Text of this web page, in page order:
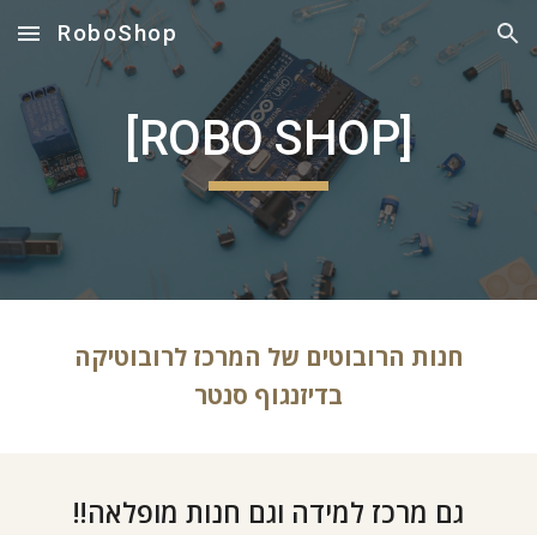
Skip to main content Skip to navigation
RoboShop
[ROBO SHOP]
חנות הרובוטים של המרכז לרובוטיקה
בדיזנגוף סנטר
גם מרכז למידה וגם חנות מופלאה!!